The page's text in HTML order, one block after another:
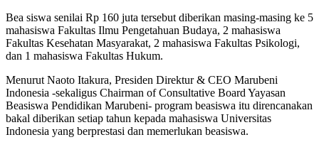
Bea siswa senilai Rp 160 juta tersebut diberikan masing-masing ke 5
mahasiswa Fakultas Ilmu Pengetahuan Budaya, 2 mahasiswa
Fakultas Kesehatan Masyarakat, 2 mahasiswa Fakultas Psikologi,
dan 1 mahasiswa Fakultas Hukum.
Menurut Naoto Itakura, Presiden Direktur & CEO Marubeni
Indonesia -sekaligus Chairman of Consultative Board Yayasan
Beasiswa Pendidikan Marubeni- program beasiswa itu direncanakan
bakal diberikan setiap tahun kepada mahasiswa Universitas
Indonesia yang berprestasi dan memerlukan beasiswa.